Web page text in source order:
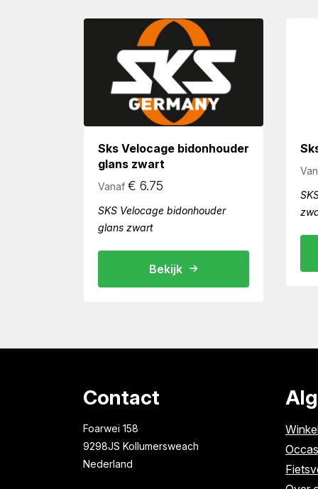
Sks Velocage bidonhouder
glans zwart
Vanaf € 6.75
SKS Velocage bidonhouder
glans zwart
Bekijk
Contact
Foarwei 158
9298JS Kollumersweach
Nederland